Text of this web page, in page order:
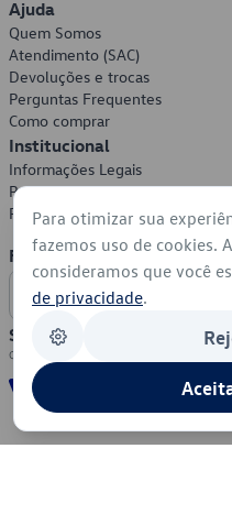
Ajuda
Quem Somos
Atendimento (SAC)
Devoluções e trocas
Perguntas Frequentes
Como comprar
Institucional
Informações Legais
Política de Privacidade
Política de Cookies
Formas de Pagamento
Segurança
Para otimizar sua
fazemos uso de cookies.
consideramos que você
de privacidade.